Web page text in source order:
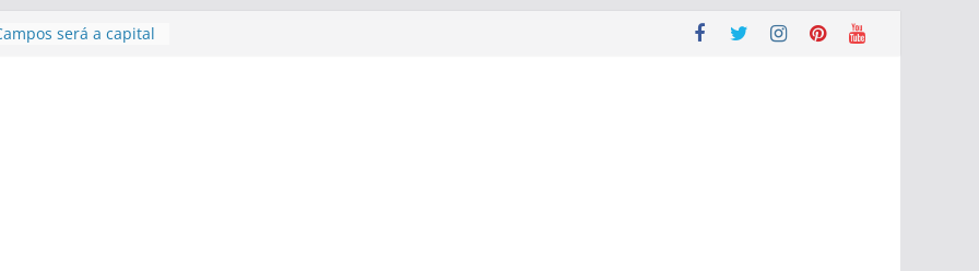
para o segundo
de volta!
Estão
Orientados